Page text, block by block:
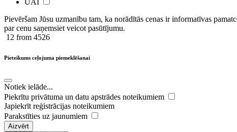
UAI
Pievēršam Jūsu uzmanību tam, ka norādītās cenas ir ​informatīvas
par cenu saņemsiet veicot pasūtījumu.
12 from 4526
Pieteikums ceļojuma piemeklēšanai
Notiek ielāde...
Piekrītu privātuma un datu apstrādes noteikumiem
Japiekrīt reģistrācijas noteikumiem
Parakstīties uz jaunumiem
Aizvērt